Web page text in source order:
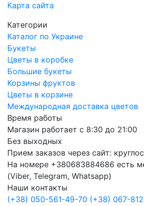
Карта сайта
Категории
Каталог по Украине
Букеты
Цветы в коробке
Большие букеты
Корзины фруктов
Цветы в корзине
Международная доставка цветов
Время работы
Магазин работает с 8:30 до 21:00
Без выходных
Прием заказов через сайт:
На номере +380683884686 есть
(Viber, Telegram, Whatsapp)
Наши контакты
(+38) 050-561-49-70 (+38) 067-